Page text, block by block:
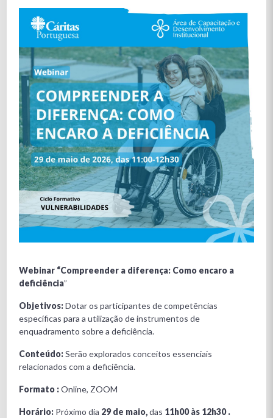
Webinar “Compreender a diferença: Como encaro a
deficiência”
Objetivos:Dotar os participantes de competências
específicas para a utilização de instrumentos de
enquadramento sobre a deficiência.
Conteúdo:Serão explorados conceitos essenciais
relacionados com a deficiência.
Formato :Online, ZOOM
Horário: Próximo dia 29 de maio,das 11h00 às 12h30 .